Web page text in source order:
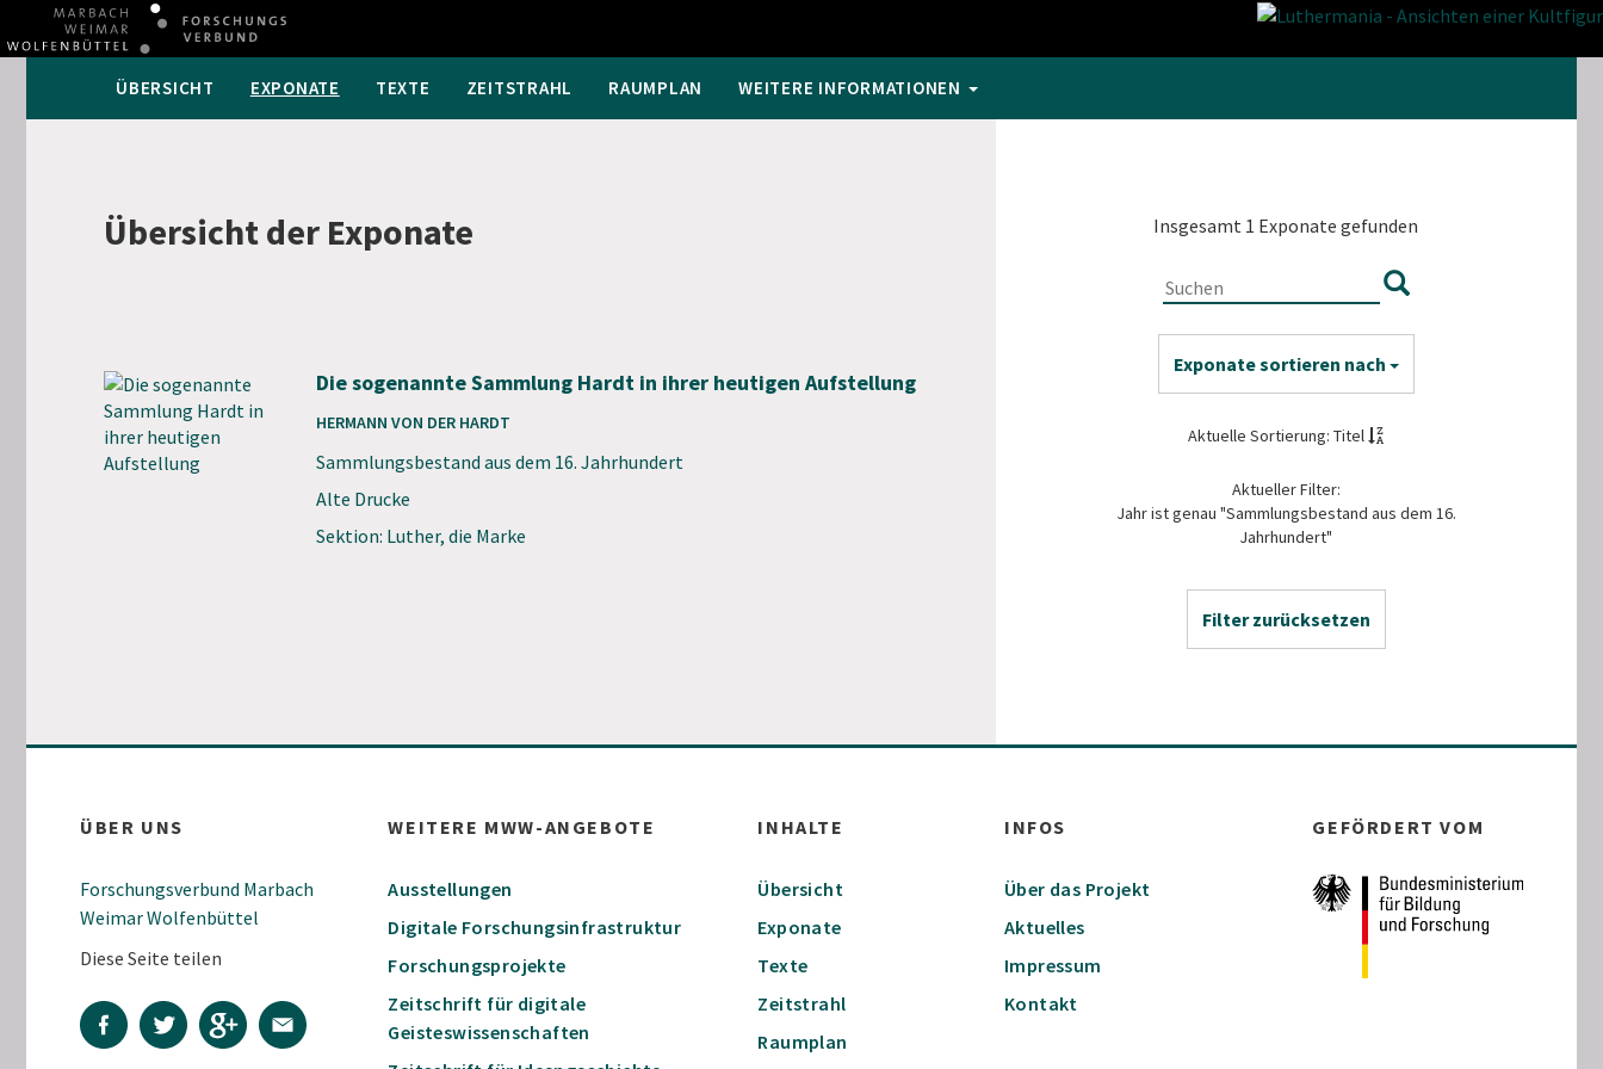
ÜBERSICHT EXPONATE TEXTE ZEITSTRAHL RAUMPLAN WEITERE INFORMATIONEN
Insgesamt 1 Exponate gefunden
Exponate sortieren nach
Aktuelle Sortierung: Titel
Aktueller Filter:
Jahr ist genau "Sammlungsbestand aus dem 16.
Jahrhundert"
Filter zurücksetzen
Übersicht der Exponate
Die sogenannte Sammlung Hardt in ihrer heutigen Aufstellung
HERMANN VON DER HARDT
Sammlungsbestand aus dem 16. Jahrhundert
Alte Drucke
Sektion: Luther, die Marke
ÜBER UNS
Forschungsverbund Marbach
Weimar Wolfenbüttel
Diese Seite teilen
WEITERE MWW-ANGEBOTE
Ausstellungen
Digitale Forschungsinfrastruktur
Forschungsprojekte
Zeitschrift für digitale
Geisteswissenschaften
INHALTE
Übersicht
Exponate
Texte
Zeitstrahl
Raumplan
INFOS
Über das Projekt
Aktuelles
Impressum
Kontakt
GEFÖRDERT VOM